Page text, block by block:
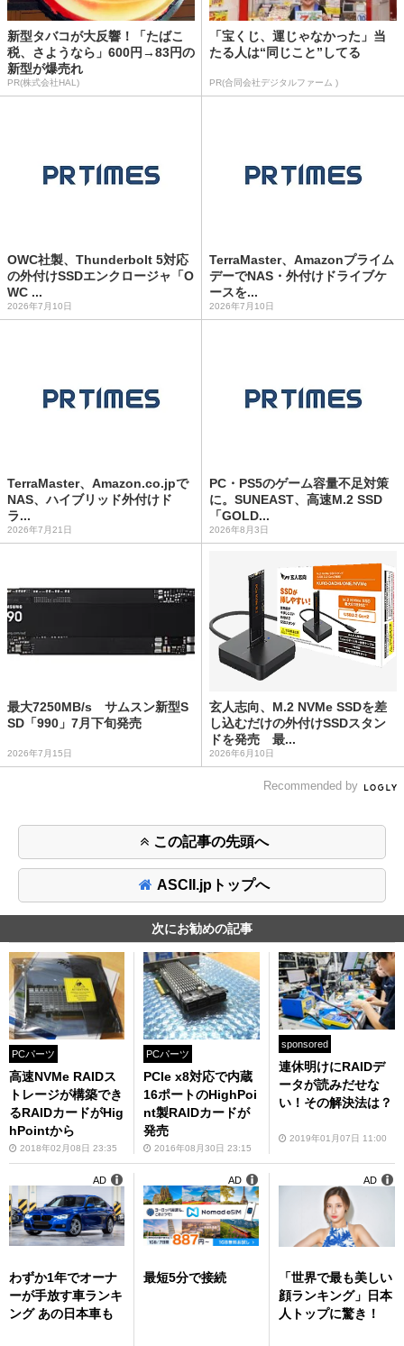
新型タバコが大反響！「たばこ
税、さようなら」600円→83円の
新型が爆売れ
PR(株式会社HAL)
「宝くじ、運じゃなかった」当
たる人は“同じこと”してる
PR(合同会社デジタルファーム )
OWC社製、Thunderbolt 5対応
の外付けSSDエンクロージャ「O
WC ...
2026年7月10日
TerraMaster、Amazonプライム
デーでNAS・外付けドライブケ
ースを...
2026年7月10日
TerraMaster、Amazon.co.jpで
NAS、ハイブリッド外付けド
ラ...
2026年7月21日
PC・PS5のゲーム容量不足対策
に。SUNEAST、高速M.2 SSD
「GOLD...
2026年8月3日
最大7250MB/s サムスン新型S
SD「990」7月下旬発売
2026年7月15日
玄人志向、M.2 NVMe SSDを差
し込むだけの外付けSSDスタン
ドを発売 最...
2026年6月10日
Recommended by
この記事の先頭へ
ASCII.jpトップへ
次にお勧めの記事
PCパーツ
高速NVMe RAIDス
トレージが構築でき
るRAIDカードがHig
hPointから
2018年02月08日 23:35
PCパーツ
PCIe x8対応で内蔵
16ポートのHighPoi
nt製RAIDカードが
発売
2016年08月30日 23:15
sponsored
連休明けにRAIDデ
ータが読みだせな
い！その解決法は？
2019年01月07日 11:00
わずか1年でオーナ
ーが手放す車ランキ
ング あの日本車も
AD
最短5分で接続
AD
「世界で最も美しい
顔ランキング」日本
人トップに驚き！
AD